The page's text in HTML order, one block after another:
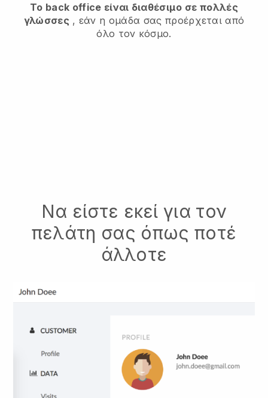
Το back office είναι διαθέσιμο σε πολλές
γλώσσες , εάν η ομάδα σας προέρχεται από
όλο τον κόσμο.
Να είστε εκεί για τον
πελάτη σας όπως ποτέ
άλλοτε